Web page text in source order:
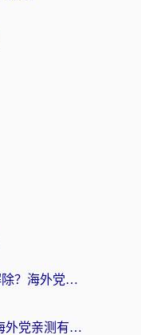
优酷手机app地域限制怎么解除？海外党亲测有效的追剧方案
全民K歌国外如何听原唱？海外党亲测有效的回国加速器选择指南